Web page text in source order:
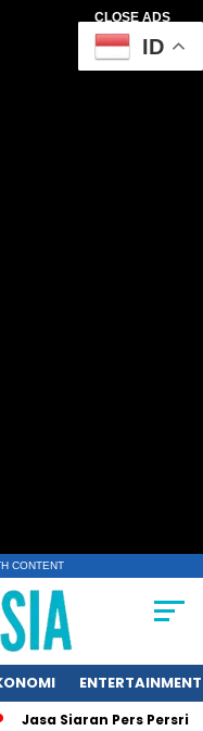
CLOSE ADS
CONTENT
ENTERTAINMENT
Jasa Siaran Pers
ID